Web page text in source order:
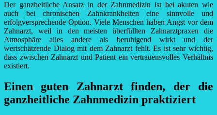
Der ganzheitliche Ansatz in der Zahnmedizin ist bei akuten wie
auch bei chronischen Zahnkrankheiten eine sinnvolle und
erfolgversprechende Option. Viele Menschen haben Angst vor dem
Zahnarzt, weil in den meisten überfüllten Zahnarztpraxen die
Atmosphäre alles andere als beruhigend wirkt und der
wertschätzende Dialog mit dem Zahnarzt fehlt. Es ist sehr wichtig,
dass zwischen Zahnarzt und Patient ein vertrauensvolles Verhältnis
existiert.
Einen guten Zahnarzt finden, der die
ganzheitliche Zahnmedizin praktiziert